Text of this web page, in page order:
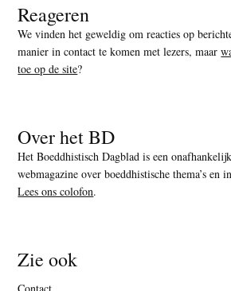
Reageren
We vinden het geweldig om reacties op
manier in contact te komen met lezers, maar
toe op de site?
Over het BD
Het Boeddhistisch Dagblad is een
webmagazine over boeddhistische thema’s en
Lees ons colofon.
Zie ook